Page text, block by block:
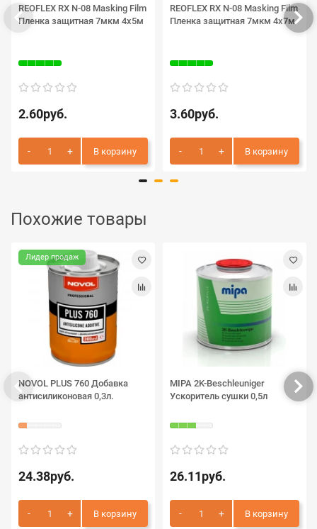
REOFLEX RX N-08 Masking Film
Пленка защитная 7мкм 4х5м
2.60руб.
В корзину
REOFLEX RX N-08 Masking Film
Пленка защитная 7мкм 4х7м
3.60руб.
В корзину
Похожие товары
Лидер продаж
NOVOL PLUS 760 Добавка
антисиликоновая 0,3л.
24.38руб.
В корзину
MIPA 2K-Beschleuniger
Ускоритель сушки 0,5л
26.11руб.
В корзину